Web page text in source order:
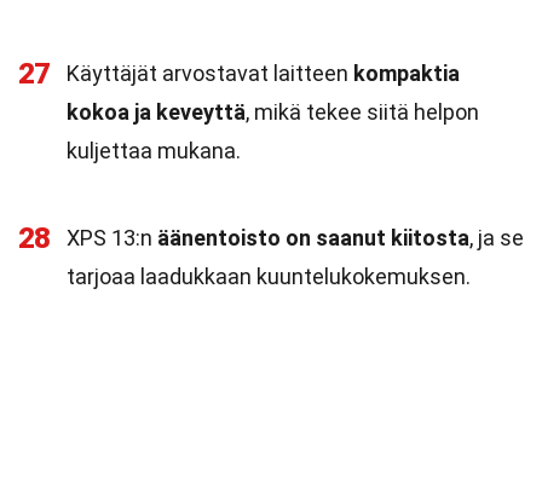
27 Käyttäjät arvostavat laitteen kompaktia
kokoa ja keveyttä, mikä tekee siitä helpon
kuljettaa mukana.
28 XPS 13:n äänentoisto on saanut kiitosta, ja se
tarjoaa laadukkaan kuuntelukokemuksen.